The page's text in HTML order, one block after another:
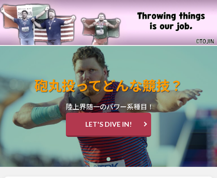
砲丸投ってどんな競技？
陸上界随一のパワー系種目！
LET'S DIVE IN!